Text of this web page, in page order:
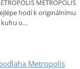
METROPOLIS
hodí k originálnímu
kufru o…
Metropolis